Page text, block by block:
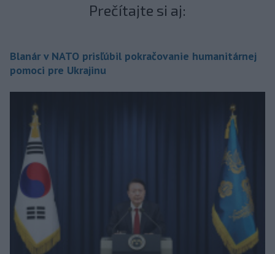
Prečítajte si aj:
Blanár v NATO prisľúbil pokračovanie humanitárnej
pomoci pre Ukrajinu